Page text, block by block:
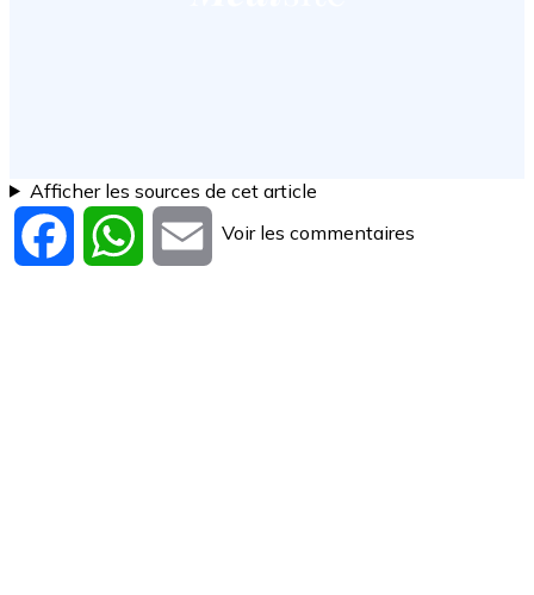
Afficher les sources de cet article
Facebook WhatsApp
Email
Voir les commentaires